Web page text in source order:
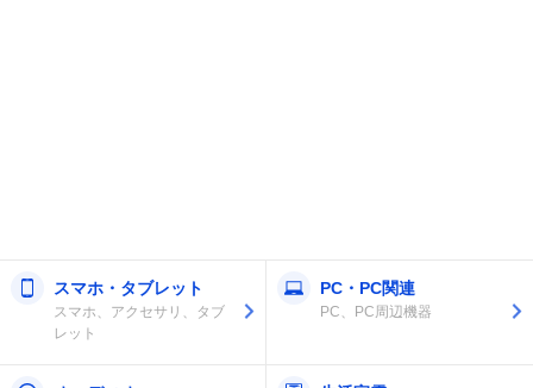
スマホ・タブレット
スマホ、アクセサリ、タブ
レット
PC・PC関連
PC、PC周辺機器